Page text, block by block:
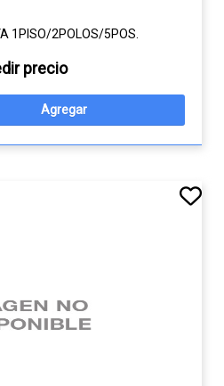
1PISO/2POLOS/5POS.
precio